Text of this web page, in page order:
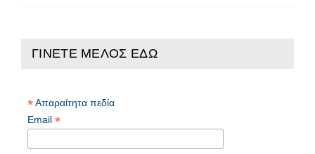
ΓΙΝΕΤΕ ΜΕΛΟΣ ΕΔΩ
*Απαραίτητα πεδία
Email *